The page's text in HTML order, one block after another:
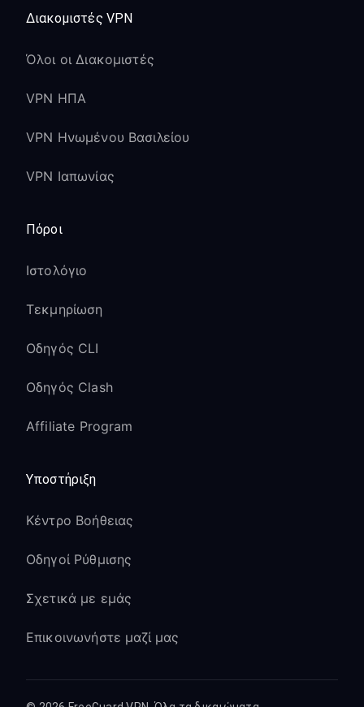
Διακομιστές VPN
Όλοι οι Διακομιστές
VPN ΗΠΑ
VPN Ηνωμένου Βασιλείου
VPN Ιαπωνίας
Πόροι
Ιστολόγιο
Τεκμηρίωση
Οδηγός CLI
Οδηγός Clash
Affiliate Program
Υποστήριξη
Κέντρο Βοήθειας
Οδηγοί Ρύθμισης
Σχετικά με εμάς
Επικοινωνήστε μαζί μας